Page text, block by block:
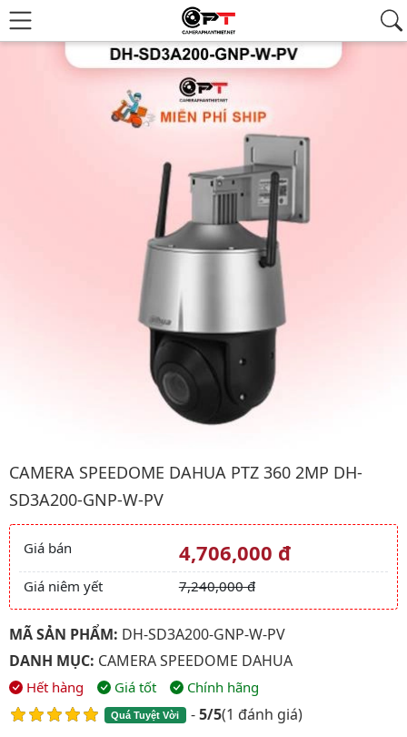
CAMERA SPEEDOME DAHUA PTZ 360 2MP DH-
SD3A200-GNP-W-PV
Giá và khuyến mãi
Giá bán 4,706,000 đ
Giá niêm yết 7,240,000 đ
MÃ SẢN PHẨM: DH-SD3A200-GNP-W-PV
DANH MỤC: CAMERA SPEEDOME DAHUA
Hết hàng Giá tốt Chính hãng
Quá Tuyệt Vời -5/5(1 đánh giá)